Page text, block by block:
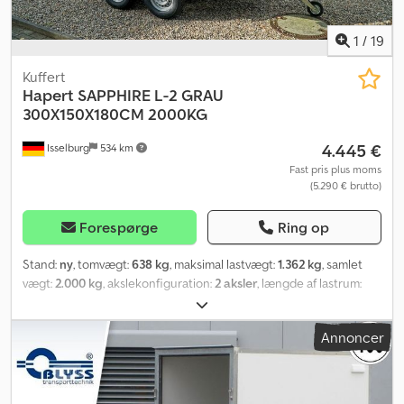
1 / 19
Isselburg 534 km
Kuffert
Hapert SAPPHIRE L-2 GRAU
300X150X180CM 2000KG
4.445 €
Fast pris plus moms
(5.290 € brutto)
Forespørge Ring op
Stand: ny, tomvægt:638 kg, maksimal lastvægt:1.362 kg, samlet
vægt: 2.000 kg , akslekonfiguration: 2 aksler, længde af lastrum:
1.500 mm
lastepladsvolumen:8,1 m³, farve:grå, bygningshøjde:2.360 mm,
arbejdsbredde: 1.980 mm, Hydraulik, automatisk bakgear,
varmgalvaniseret, * OMGÅENDE LEVERING * Tekniske data: - Type:
Ny trailer med 2 års TÜV fra førsteregistrering - Tilgængelighed:
OMGÅENDE! - TÜV: 2 år - Bund: Multiplex-skridsikker finér - Tilladt
Annoncer